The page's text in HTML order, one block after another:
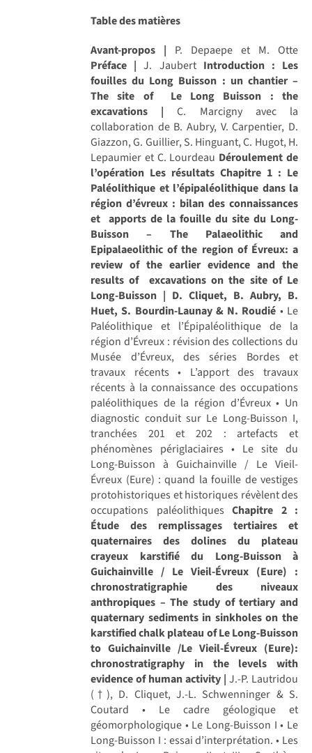
Table des matières
Avant-propos | P. Depaepe et M. Otte
Préface | J. Jaubert Introduction : Les
fouilles du Long Buisson : un chantier –
The site of Le Long Buisson : the
excavations | C. Marcigny avec la
collaboration de B. Aubry, V. Carpentier, D.
Giazzon, G. Guillier, S. Hinguant, C. Hugot, H.
Lepaumier et C. Lourdeau Déroulement de
l’opération Les résultatsChapitre 1 : Le
Paléolithique et l’épipaléolithique dans la
région d’évreux : bilan des connaissances
et apports de la fouille du site du Long-
Buisson – The Palaeolithic and
Epipalaeolithic of the region of Évreux: a
review of the earlier evidence and the
results of excavations on the site of Le
Long-Buisson | D. Cliquet, B. Aubry, B.
Huet, S. Bourdin-Launay & N. Roudié • Le
Paléolithique et l’Épipaléolithique de la
région d’Évreux : révision des collections du
Musée d’Évreux, des séries Bordes et
travaux récents • L’apport des travaux
récents à la connaissance des occupations
paléolithiques de la région d’Évreux • Un
diagnostic conduit sur Le Long-Buisson I,
tranchées 201 et 202 : artefacts et
phénomènes périglaciaires • Le site du
Long-Buisson à Guichainville / Le Vieil-
Évreux (Eure) : quand la fouille de vestiges
protohistoriques et historiques révèlent des
occupations paléolithiquesChapitre 2 :
Étude des remplissages tertiaires et
quaternaires des dolines du plateau
crayeux karstifié du Long-Buisson à
Guichainville / Le Vieil-Évreux (Eure) :
chronostratigraphie des niveaux
anthropiques – The study of tertiary and
quaternary sediments in sinkholes on the
karstified chalk plateau of Le Long-Buisson
to Guichainville /Le Vieil-Évreux (Eure):
chronostratigraphy in the levels with
evidence of human activity | J.-P. Lautridou
(†), D. Cliquet, J.-L. Schwenninger & S.
Coutard • Le cadre géologique et
géomorphologique • Le Long-Buisson I • Le
Long-Buisson I : essai d’interprétation. • Les